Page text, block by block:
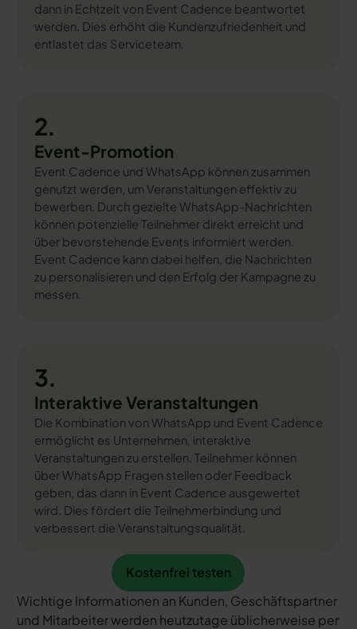
dann in Echtzeit von Event Cadence beantwortet
werden. Dies erhöht die Kundenzufriedenheit und
entlastet das Serviceteam.
2.
Event-Promotion
Event Cadence und WhatsApp können zusammen
genutzt werden, um Veranstaltungen effektiv zu
bewerben. Durch gezielte WhatsApp-Nachrichten
können potenzielle Teilnehmer direkt erreicht und
über bevorstehende Events informiert werden.
Event Cadence kann dabei helfen, die Nachrichten
zu personalisieren und den Erfolg der Kampagne zu
messen.
3.
Interaktive Veranstaltungen
Die Kombination von WhatsApp und Event Cadence
ermöglicht es Unternehmen, interaktive
Veranstaltungen zu erstellen. Teilnehmer können
über WhatsApp Fragen stellen oder Feedback
geben, das dann in Event Cadence ausgewertet
wird. Dies fördert die Teilnehmerbindung und
verbessert die Veranstaltungsqualität.
Kostenfrei testen
Kostenfrei testen
Wichtige Informationen an Kunden, Geschäftspartner
und Mitarbeiter werden heutzutage üblicherweise per